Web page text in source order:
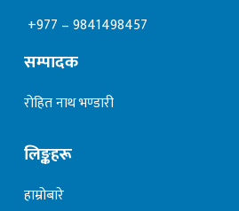
+977 – 9841498457
सम्पादक
रोहित नाथ भण्डारी
लिङ्कहरू
हाम्रोबारे